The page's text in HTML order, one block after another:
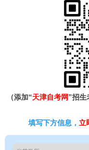
（添加“天津自考网”招生
填写下方信息， 立